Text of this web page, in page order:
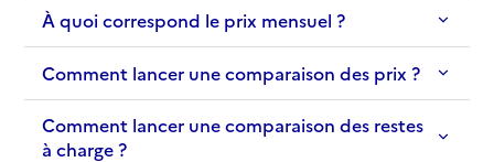
À quoi correspond le prix mensuel ?
Comment lancer une comparaison des prix ?
Comment lancer une comparaison des restes
à charge ?